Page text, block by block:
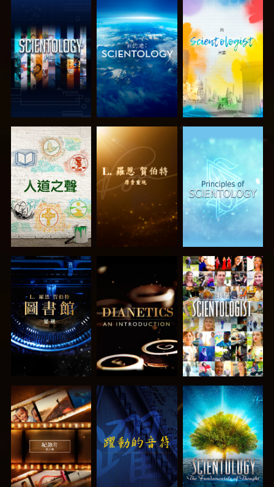
探索系列節目 探索系列節目 探索系列節目
探索系列節目 探索系列節目 觀看
探索系列節目 觀看 探索系列節目